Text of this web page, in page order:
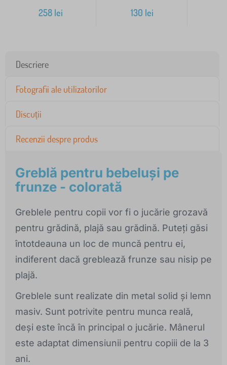
258 lei 130 lei
Descriere
Fotografii ale utilizatorilor
Discuții
Recenzii despre produs
Greblă pentru bebeluși pe
frunze - colorată
Greblele pentru copii vor fi o jucărie grozavă
pentru grădină, plajă sau grădină. Puteți găsi
întotdeauna un loc de muncă pentru ei,
indiferent dacă greblează frunze sau nisip pe
plajă.
Greblele sunt realizate din metal solid și lemn
masiv. Sunt potrivite pentru munca reală,
deși este încă în principal o jucărie. Mânerul
este adaptat dimensiunii pentru copiii de la 3
ani.